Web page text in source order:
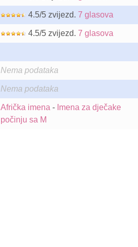
4.5/5 zvijezd. 7 glasova
4.5/5 zvijezd. 7 glasova
Nema podataka
Nema podataka
Afrička imena - Imena za dječake
počinju sa M